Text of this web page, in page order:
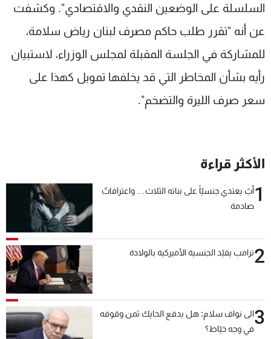
السلسلة على الوضعين النقدي والاقتصادي". وكشفت
عن أنه "تقرر طلب حاكم مصرف لبنان رياض سلامة،
للمشاركة في الجلسة المقبلة لمجلس الوزراء، لاستبيان
رأيه بشأن المخاطر التي قد يخلفها تمويل كهذا على
سعر صرف الليرة والتضخم".
الأكثر قراءة
1أبٌ يعتدي جنسيّاً على بناته الثلاث… واعترافاتٌ
صادمة
2ترامب يقيّد الجنسية الأميركية بالولادة
3الى نواف سلام: هل يدفع الحايك ثمن وقوفه
في وجه خيّاط؟